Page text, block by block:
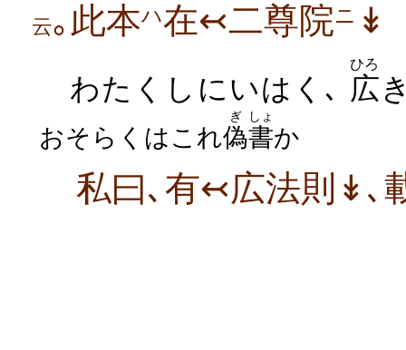
云｡此本ハ在↢二尊院ニ ↡
わたくしにいはく､ 広
ひろ
おそらくはこれ偽
ぎ
書
しょ
か
私曰､有↢広法則↡､